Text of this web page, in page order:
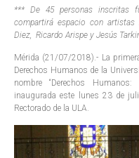
*** De 45 personas inscritas
compartirá espacio con artistas
Diez, Ricardo Arispe y Jesús
Mérida (21/07/2018).- La
Derechos Humanos de la
nombre “Derechos
inaugurada este lunes 23 de
Rectorado de la ULA.